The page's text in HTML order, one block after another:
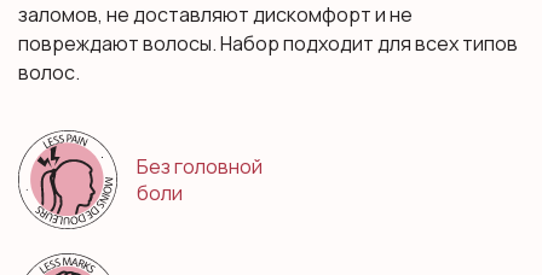
заломов, не доставляют дискомфорт и не
повреждают волосы. Набор подходит для всех типов
волос.
Без головной
боли